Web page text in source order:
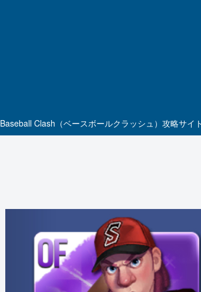
Baseball Clash（ベースボールクラッシュ）攻略サイ